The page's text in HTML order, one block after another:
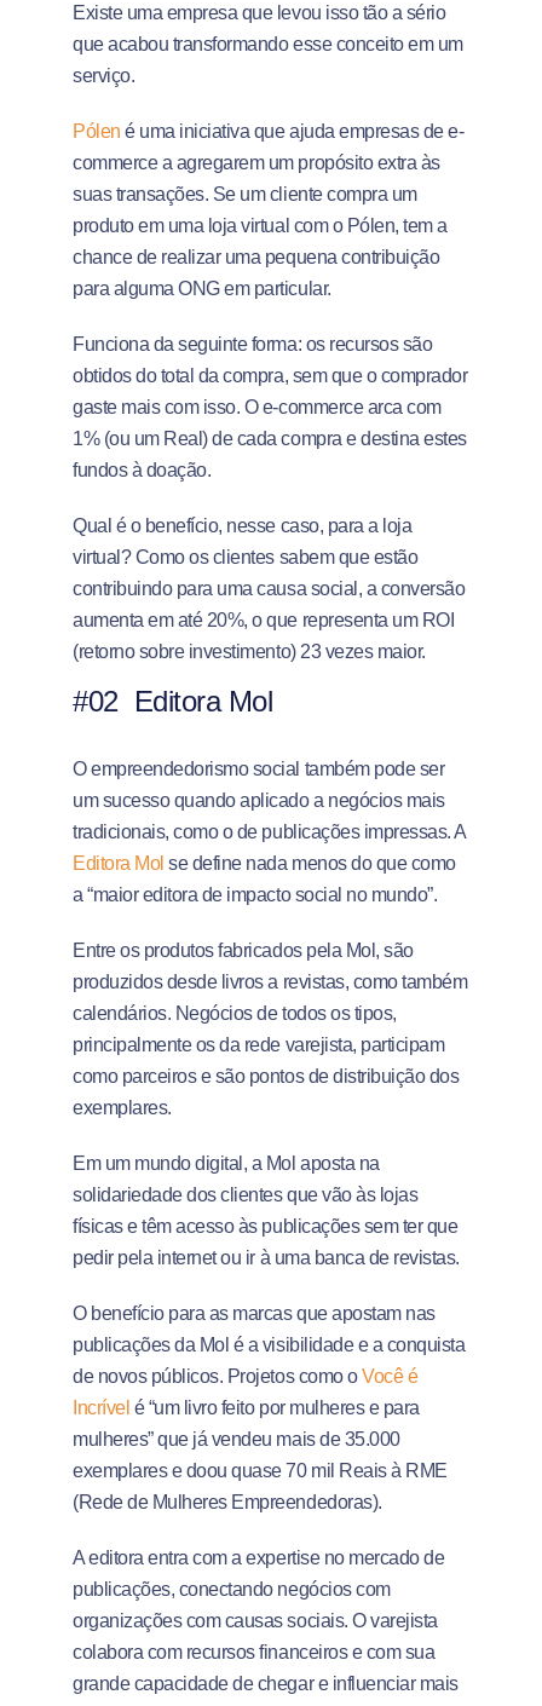
Existe uma empresa que levou isso tão a sério
que acabou transformando esse conceito em um
serviço.
Pólen é uma iniciativa que ajuda empresas de e-
commerce a agregarem um propósito extra às
suas transações. Se um cliente compra um
produto em uma loja virtual com o Pólen, tem a
chance de realizar uma pequena contribuição
para alguma ONG em particular.
Funciona da seguinte forma: os recursos são
obtidos do total da compra, sem que o comprador
gaste mais com isso. O e-commerce arca com
1% (ou um Real) de cada compra e destina estes
fundos à doação.
Qual é o benefício, nesse caso, para a loja
virtual? Como os clientes sabem que estão
contribuindo para uma causa social, a conversão
aumenta em até 20%, o que representa um ROI
(retorno sobre investimento) 23 vezes maior.
#02 Editora Mol
O empreendedorismo social também pode ser
um sucesso quando aplicado a negócios mais
tradicionais, como o de publicações impressas. A
Editora Mol se define nada menos do que como
a “maior editora de impacto social no mundo”.
Entre os produtos fabricados pela Mol, são
produzidos desde livros a revistas, como também
calendários. Negócios de todos os tipos,
principalmente os da rede varejista, participam
como parceiros e são pontos de distribuição dos
exemplares.
Em um mundo digital, a Mol aposta na
solidariedade dos clientes que vão às lojas
físicas e têm acesso às publicações sem ter que
pedir pela internet ou ir à uma banca de revistas.
O benefício para as marcas que apostam nas
publicações da Mol é a visibilidade e a conquista
de novos públicos. Projetos como oVocê é
Incrível é “um livro feito por mulheres e para
mulheres” que já vendeu mais de 35.000
exemplares e doou quase 70 mil Reais à RME
(Rede de Mulheres Empreendedoras).
A editora entra com a expertise no mercado de
publicações, conectando negócios com
organizações com causas sociais. O varejista
colabora com recursos financeiros e com sua
grande capacidade de chegar e influenciar mais